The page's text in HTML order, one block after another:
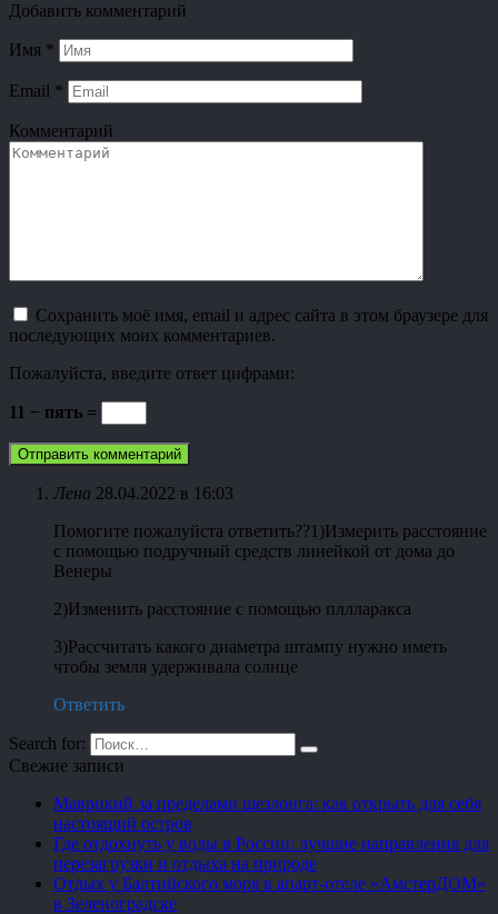
Добавить комментарий
Имя *
Email *
Комментарий
Сохранить моё имя, email и адрес сайта в этом браузере для
последующих моих комментариев.
Пожалуйста, введите ответ цифрами:
11 − пять =
Лена 28.04.2022 в 16:03
Помогите пожалуйста ответить??1)Измерить расстояние
с помощью подручный средств линейкой от дома до
Венеры
2)Изменить расстояние с помощью пллларакса
3)Рассчитать какого диаметра штампу нужно иметь
чтобы земля удерживала солнце
Ответить
Search for:
Свежие записи
Маврикий за пределами шезлонга: как открыть для себя
настоящий остров
Где отдохнуть у воды в России: лучшие направления для
перезагрузки и отдыха на природе
Отдых у Балтийского моря в апарт-отеле «АмстерДОМ»
в Зеленоградске